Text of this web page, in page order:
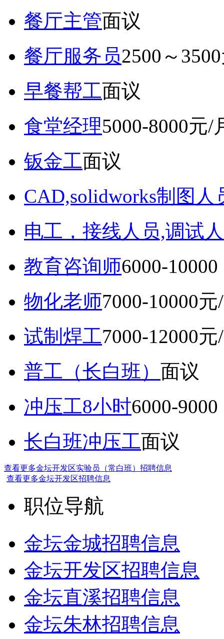
餐厅主管面议
餐厅服务员2500～
早餐帮工面议
食堂经理5000-8000元/
钣金工面议
CAD,solidworks制图人
电工，接线人员,调试
教育咨询师6000-
物化老师7000-10000元
试制焊工7000-12000元
普工（长白班） 面议
冲压工8小时6000-
长白班冲压工面议
查看更多金坛开发区实验员（常白班）招聘信息
查看更多金坛开发区招聘信息
职位导航
金坛金城招聘信息
金坛开发区招聘信息
金坛直溪招聘信息
金坛朱林招聘信息